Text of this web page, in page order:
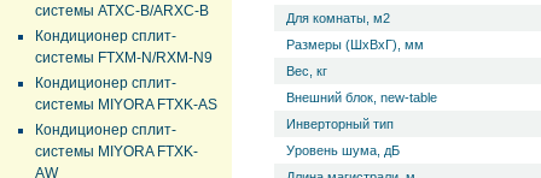
системы ATXC-B/ARXC-B
Кондиционер сплит-
системы FTXM-N/RXM-N9
Кондиционер сплит-
системы MIYORA FTXK-AS
Кондиционер сплит-
системы MIYORA FTXK-
AW
Для комнаты, м2
Размеры (ШхВхГ), мм
Вес, кг
Внешний блок, new-table
Инверторный тип
Уровень ш­ума, дБ